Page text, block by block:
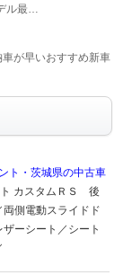
ル最…
車が早いおすすめ新車
ト・茨城県の中古車
ト カスタムＲＳ 後
側電動スライドド
ーシート／シート